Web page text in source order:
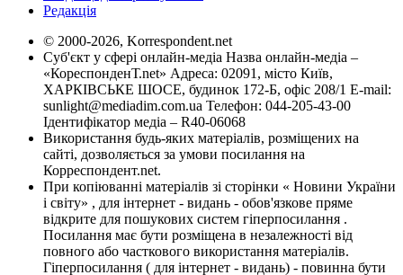
Редакція
© 2000-2026, Korrespondent.net
Суб'єкт у сфері онлайн-медіа Назва онлайн-медіа –
«КореспонденТ.net» Адреса: 02091, місто Київ,
ХАРКІВСЬКЕ ШОСЕ, будинок 172-Б, офіс 208/1 E-mail:
sunlight@mediadim.com.ua Телефон: 044-205-43-00
Ідентифікатор медіа – R40-06068
Використання будь-яких матеріалів, розміщених на
сайті, дозволяється за умови посилання на
Корреспондент.net.
При копіюванні матеріалів зі сторінки « Новини України
і світу» , для інтернет - видань - обов'язкове пряме
відкрите для пошукових систем гіперпосилання .
Посилання має бути розміщена в незалежності від
повного або часткового використання матеріалів.
Гіперпосилання ( для інтернет - видань) - повинна бути